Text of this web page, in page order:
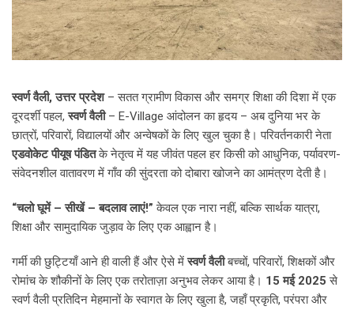
स्वर्ण वैली, उत्तर प्रदेश– सतत ग्रामीण विकास और समग्र शिक्षा की दिशा में एक
दूरदर्शी पहल,स्वर्ण वैली– E-Village आंदोलन का हृदय – अब दुनिया भर के
छात्रों, परिवारों, विद्यालयों और अन्वेषकों के लिए खुल चुका है। परिवर्तनकारी नेता
एडवोकेट पीयूष पंडितके नेतृत्व में यह जीवंत पहल हर किसी को आधुनिक, पर्यावरण-
संवेदनशील वातावरण में गाँव की सुंदरता को दोबारा खोजने का आमंत्रण देती है।
“चलो घूमें – सीखें – बदलाव लाएं!” केवल एक नारा नहीं, बल्कि सार्थक यात्रा,
शिक्षा और सामुदायिक जुड़ाव के लिए एक आह्वान है।
गर्मी की छुट्टियाँ आने ही वाली हैं और ऐसे मेंस्वर्ण वैलीबच्चों, परिवारों, शिक्षकों और
रोमांच के शौकीनों के लिए एक तरोताज़ा अनुभव लेकर आया है। 15 मई 2025 से
स्वर्ण वैली प्रतिदिन मेहमानों के स्वागत के लिए खुला है, जहाँ प्रकृति, परंपरा और